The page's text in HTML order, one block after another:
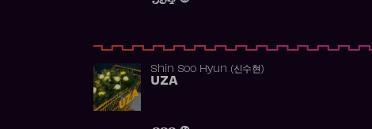
Shin Soo Hyun (신수현)
UZA